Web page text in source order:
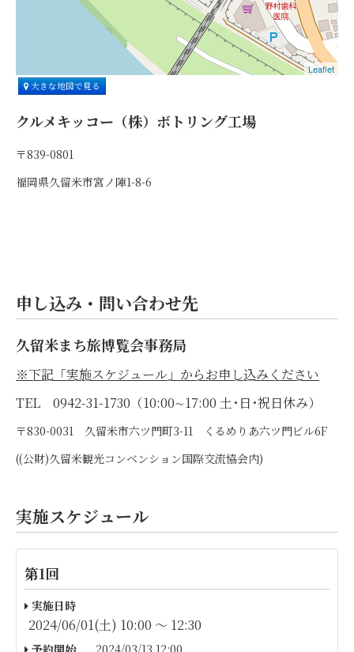
Leaflet
大きな地図で見る
クルメキッコー（株）ボトリング工場
〒839-0801
福岡県久留米市宮ノ陣1-8-6
申し込み・問い合わせ先
久留米まち旅博覧会事務局
※下記「実施スケジュール」からお申し込みください
TEL 0942-31-1730（10:00∼17:00 土･日･祝日休み）
〒830-0031 久留米市六ツ門町3-11 くるめりあ六ツ門ビル6F
((公財)久留米観光コンベンション国際交流協会内)
実施スケジュール
第1回
実施日時
2024/06/01(土) 10:00 〜 12:30
予約開始 2024/03/13 12:00